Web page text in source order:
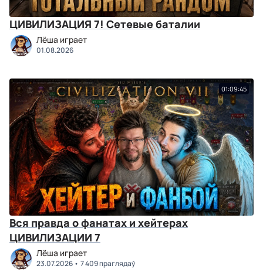
ЦИВИЛИЗАЦИЯ 7! Сетевые баталии
Лёша играет
01.08.2026
01:09:45
Вся правда о фанатах и хейтерах
ЦИВИЛИЗАЦИИ 7
Лёша играет
23.07.2026 7 409 праглядаў